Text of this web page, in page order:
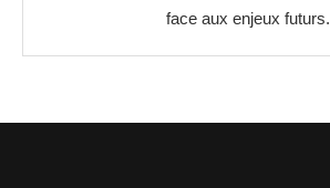
face aux enjeux futurs.